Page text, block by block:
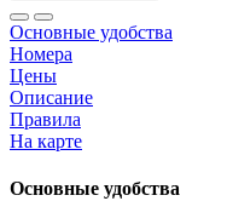
Основные удобства
Номера
Цены
Описание
Правила
На карте
Основные удобства